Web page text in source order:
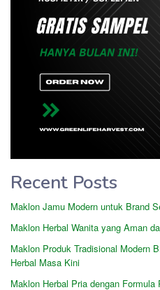
Recent Posts
Maklon Jamu Modern untuk Brand
Maklon Herbal Wanita yang Aman
Maklon Produk Tradisional Modern
Herbal Masa Kini
Maklon Herbal Pria dengan Formula